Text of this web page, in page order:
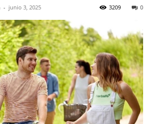
- junio 3, 2025 0
3209